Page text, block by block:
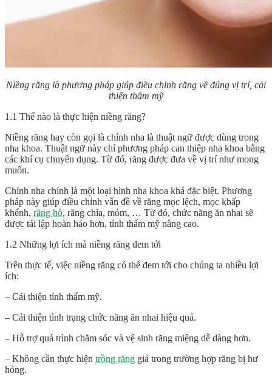
Niềng răng là phương pháp giúp điều chỉnh răng về đúng vị trí, cải
thiện thẩm mỹ
1.1 Thế nào là thực hiện niềng răng?
Niềng răng hay còn gọi là chỉnh nha là thuật ngữ được dùng trong
nha khoa. Thuật ngữ này chỉ phương pháp can thiệp nha khoa bằng
các khí cụ chuyên dụng. Từ đó, răng được đưa về vị trí như mong
muốn.
Chỉnh nha chính là một loại hình nha khoa khá đặc biệt. Phương
pháp này giúp điều chỉnh vấn đề về răng mọc lệch, mọc khấp
khểnh, răng hô, răng chìa, móm, … Từ đó, chức năng ăn nhai sẽ
được tái lập hoàn hảo hơn, tính thẩm mỹ nâng cao.
1.2 Những lợi ích mà niềng răng đem tới
Trên thực tế, việc niềng răng có thể đem tới cho chúng ta nhiều lợi
ích:
– Cải thiện tính thẩm mỹ.
– Cải thiện tình trạng chức năng ăn nhai hiệu quả.
– Hỗ trợ quá trình chăm sóc và vệ sinh răng miệng dễ dàng hơn.
– Không cần thực hiện trồng răng giả trong trường hợp răng bị hư
hỏng.